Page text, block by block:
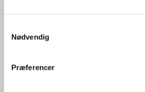
Nødvendig
Præferencer